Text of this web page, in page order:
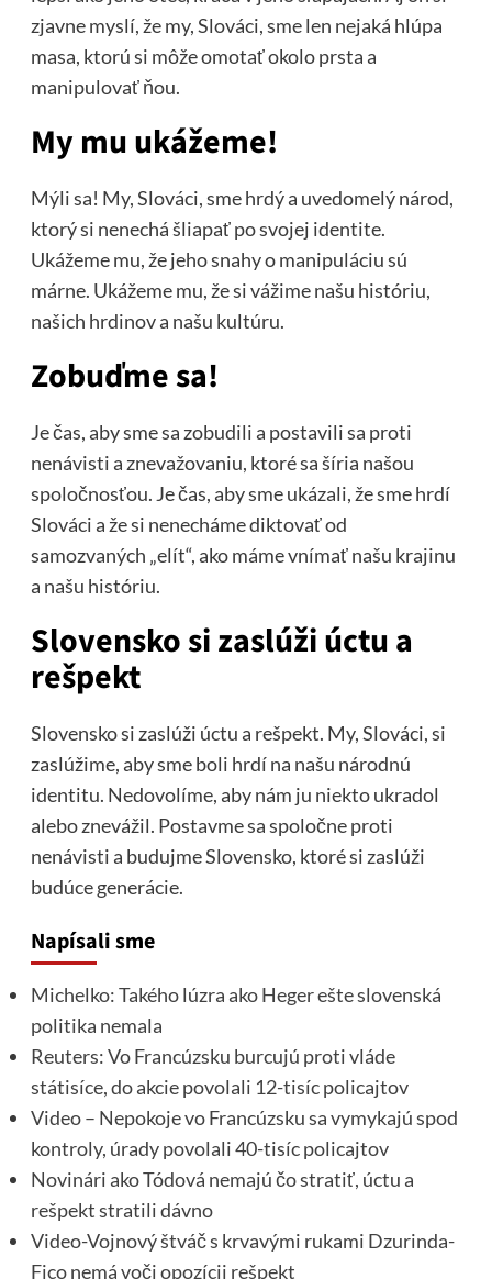
zjavne myslí, že my, Slováci, sme len nejaká hlúpa
masa, ktorú si môže omotať okolo prsta a
manipulovať ňou.
My mu ukážeme!
Mýli sa! My, Slováci, sme hrdý a uvedomelý národ,
ktorý si nenechá šliapať po svojej identite.
Ukážeme mu, že jeho snahy o manipuláciu sú
márne. Ukážeme mu, že si vážime našu históriu,
našich hrdinov a našu kultúru.
Zobuďme sa!
Je čas, aby sme sa zobudili a postavili sa proti
nenávisti a znevažovaniu, ktoré sa šíria našou
spoločnosťou. Je čas, aby sme ukázali, že sme hrdí
Slováci a že si nenecháme diktovať od
samozvaných „elít“, ako máme vnímať našu krajinu
a našu históriu.
Slovensko si zaslúži úctu a
rešpekt
Slovensko si zaslúži úctu a rešpekt. My, Slováci, si
zaslúžime, aby sme boli hrdí na našu národnú
identitu. Nedovolíme, aby nám ju niekto ukradol
alebo znevážil. Postavme sa spoločne proti
nenávisti a budujme Slovensko, ktoré si zaslúži
budúce generácie.
Napísali sme
Michelko: Takého lúzra ako Heger ešte slovenská
politika nemala
Reuters: Vo Francúzsku burcujú proti vláde
státisíce, do akcie povolali 12-tisíc policajtov
Video – Nepokoje vo Francúzsku sa vymykajú spod
kontroly, úrady povolali 40-tisíc policajtov
Novinári ako Tódová nemajú čo stratiť, úctu a
rešpekt stratili dávno
Video-Vojnový štváč s krvavými rukami Dzurinda-
Fico nemá voči opozícii rešpekt